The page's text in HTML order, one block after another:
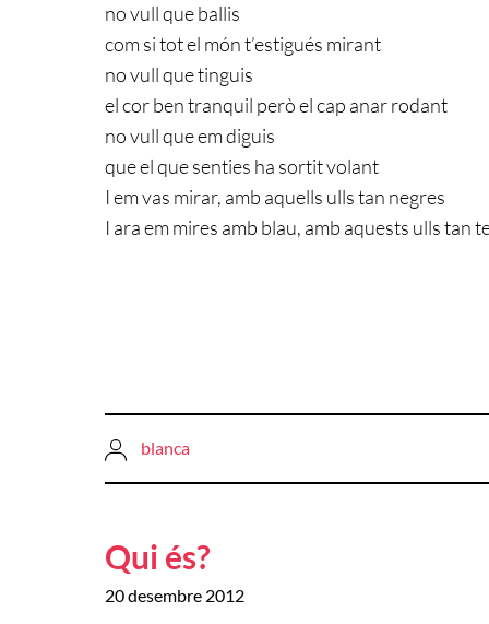
no vull que ballis
com si tot el món t’estigués mirant
no vull que tinguis
el cor ben tranquil però el cap anar rodant
no vull que em diguis
que el que senties ha sortit volant
I em vas mirar, amb aquells ulls tan negres
I ara em mires amb blau, amb aquests ulls tan
blanca
Qui és?
20 desembre 2012